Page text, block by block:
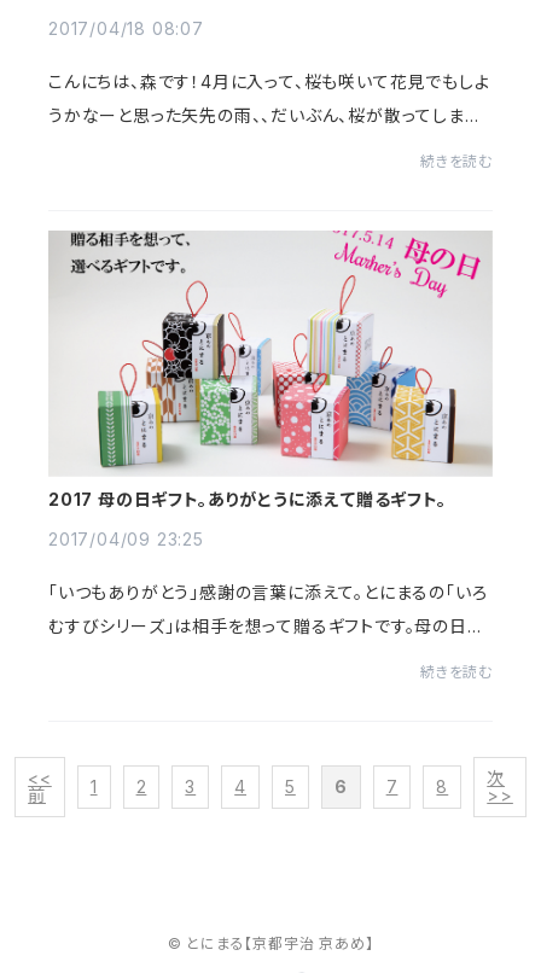
2017/04/18 08:07
こんにちは、森です！4月に入って、桜も咲いて花見でもしよ
うかなーと思った矢先の雨、、だいぶん、桜が散ってしまい
続きを読む
2017 母の日ギフト。ありがとうに添えて贈るギフト。
2017/04/09 23:25
「いつもありがとう」感謝の言葉に添えて。とにまるの「いろ
むすびシリーズ」は相手を想って贈るギフトです。母の日に
続きを読む
<<
前
1 2 3 4 5 6 7 8
次
>>
© とにまる【京都宇治 京あめ】